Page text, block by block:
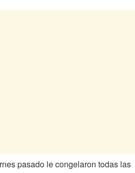
pasado le congelaron todas las